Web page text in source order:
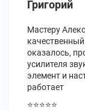
Григорий
Мастеру
оказалось,
усилителя
элемент и
работает
⭐⭐⭐⭐⭐